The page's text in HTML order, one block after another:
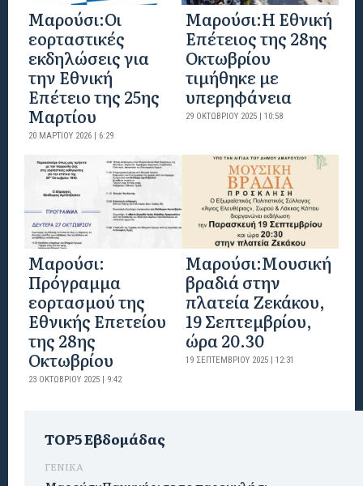
Μαρούσι:Οι
εορταστικές
εκδηλώσεις για
την Εθνική
Επέτειο της 25ης
Μαρτίου
20 ΜΑΡΤΊΟΥ 2026 | 6:29
Μαρούσι:H Εθνική
Επέτειος της 28ης
Οκτωβρίου
τιμήθηκε με
υπερηφάνεια
29 ΟΚΤΩΒΡΊΟΥ 2025 | 10:58
Μαρούσι:
Πρόγραμμα
εορτασμού της
Εθνικής Επετείου
της 28ης
Οκτωβρίου
23 ΟΚΤΩΒΡΊΟΥ 2025 | 9:42
Μαρούσι:Μουσική
βραδιά στην
πλατεία Ζεκάκου,
19 Σεπτεμβρίου,
ώρα 20.30
19 ΣΕΠΤΕΜΒΡΊΟΥ 2025 | 12:31
TOP5 Εβδομάδας
ΓΕΝΙΚΑ